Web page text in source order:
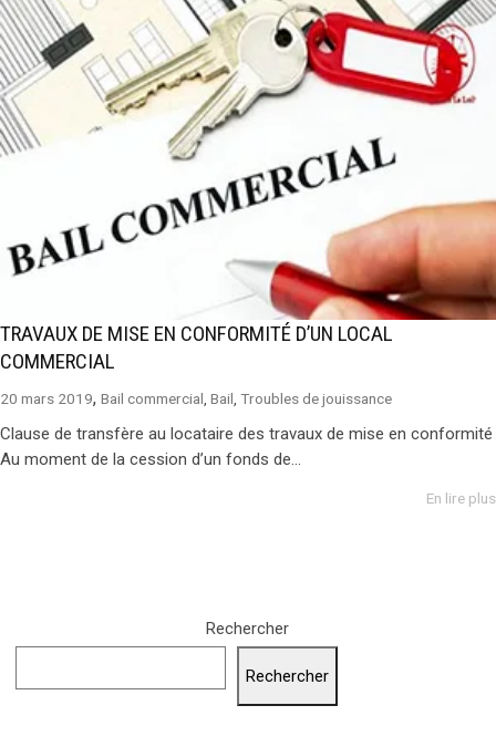
TRAVAUX DE MISE EN CONFORMITÉ D’UN LOCAL
COMMERCIAL
20 mars 2019, Bail commercial Bail Troubles de jouissance
Clause de transfère au locataire des travaux de mise en conformité
Au moment de la cession d’un fonds de...
En lire plus
Rechercher
Rechercher